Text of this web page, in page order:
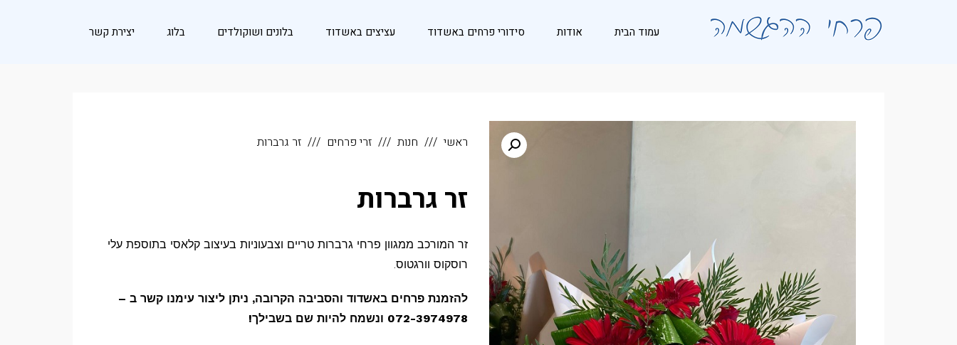
עמוד הבית אודות סידורי פרחים באשדוד עציצים באשדוד בלונים ושוקולדים בלוג יצירת קשר
ראשי חנות זרי פרחים זר גרברות
זר גרברות
זר המורכב ממגוון פרחי גרברות טריים וצבעוניות בעיצוב קלאסי בתוספת עלי
רוסקוס וורגטוס.
להזמנת פרחים באשדוד והסביבה הקרובה, ניתן ליצור עימנו קשר ב –
072-3974978 ונשמח להיות שם בשבילך!